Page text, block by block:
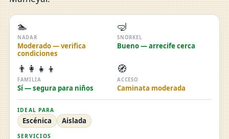
🏊
NADAR
Moderado — verifica
condiciones
🤿
SNORKEL
Bueno — arrecife cerca
👨‍👩‍👧‍👦
FAMILIA
Sí — segura para niños
🧭
ACCESO
Caminata moderada
IDEAL PARA
Escénica Aislada
SERVICIOS